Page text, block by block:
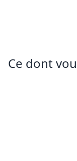
Ce dont